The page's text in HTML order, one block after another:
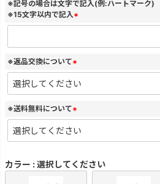
※記号の場合は文字で記入(例:ハートマーク)
※15文字以内で記入
(
須
)
※返品交換について
(
必
須
)
※送料無料について
(
必
須
カラー 選択してください